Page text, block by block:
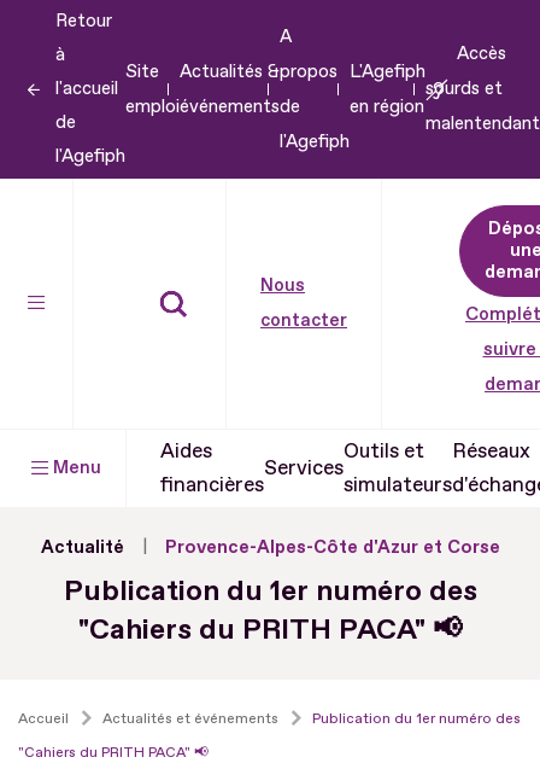
contenu
Retour
à
l'accueil
de
l'Agefiph
Site
emploi
Actualités &
événements
A
propos
de
l'Agefiph
L'Agefiph
en région
Accès
sourds et
Nous
contacter
suivre
Menu
Aides
financières
Services
Outils et
simulateurs
Réseaux
Actualité Provence-Alpes-Côte d'Azur et Corse
Publication du 1er numéro des
"Cahiers du PRITH PACA" 📢
Accueil Actualités et événements
Publication du 1er numéro des
"Cahiers du PRITH PACA" 📢